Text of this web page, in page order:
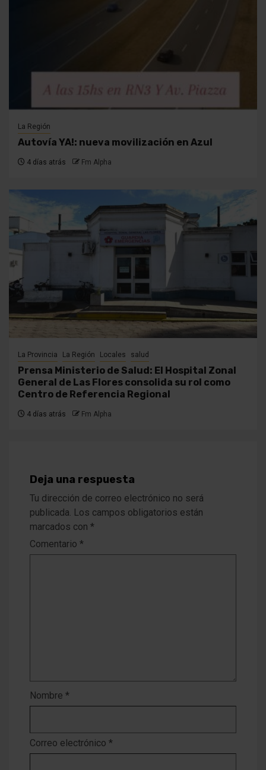
La Región
Autovía YA!: nueva movilización en Azul
4 días atrás Fm Alpha
La Provincia La Región Locales salud
Prensa Ministerio de Salud: El Hospital Zonal
General de Las Flores consolida su rol como
Centro de Referencia Regional
4 días atrás Fm Alpha
Deja una respuesta
Tu dirección de correo electrónico no será
publicada. Los campos obligatorios están
marcados con *
Comentario *
Nombre *
Correo electrónico *